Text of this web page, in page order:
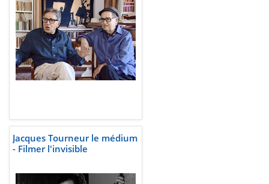
Jacques Tourneur le médium
- Filmer l'invisible